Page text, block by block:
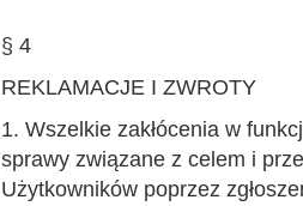
§ 4
REKLAMACJE I ZWROTY
1. Wszelkie zakłócenia w
sprawy związane z celem i
Użytkowników poprzez